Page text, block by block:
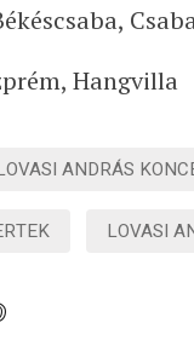
Hangvilla
ANDRÁS
LOVASI